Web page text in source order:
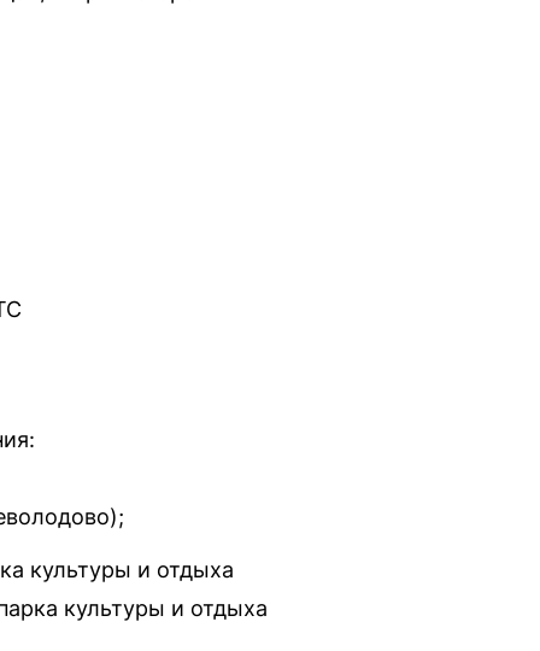
культуры и отдыха
культуры и отдыха